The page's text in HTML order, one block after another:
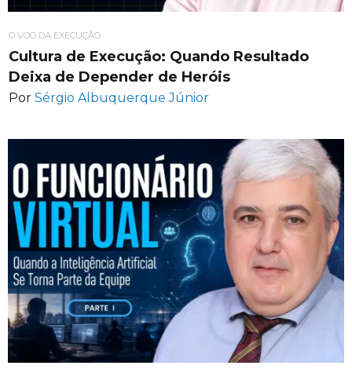
O VOO DA EXECUÇÃO
Cultura de Execução: Quando Resultado
Deixa de Depender de Heróis
Por Sérgio Albuquerque Júnior